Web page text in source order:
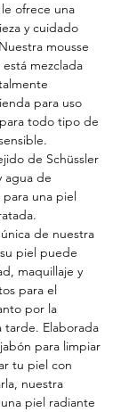
ofrece una
y cuidado
mousse
mezclada
para uso
todo tipo de
de Schüssler
agua de
para una piel
de nuestra
piel puede
maquillaje y
para el
por la
tarde. Elaborada
para limpiar
tu piel con
nuestra
piel radiante